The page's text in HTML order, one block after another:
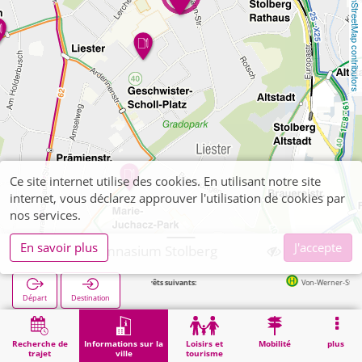
OpenStreetMap contributors
Recherche de
trajet
Informations sur la
ville
Loisirs et
tourisme
Mobilité plus
Goethe Gymnasium Stolberg
Départ Destination
Arrêts suivants: Von-Werner-Straße in
Démarrage Informations sur la ville Goethe Gymnasium Stolberg
Ce site internet utilise des cookies. En utilisant notre site
internet, vous déclarez approuver l'utilisation de cookies par
nos services.
En savoir plus
J'accepte